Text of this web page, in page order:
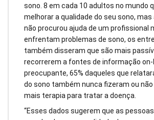
sono. 8 em cada 10 adultos no mundo
melhorar a qualidade do seu sono, mas
não procurou ajuda de um profissional
enfrentam problemas de sono, os
também disseram que são mais
recorrerem a fontes de informação on-
preocupante, 65% daqueles que
do sono também nunca fizeram ou
mais terapia para tratar a doença.
“Esses dados sugerem que as